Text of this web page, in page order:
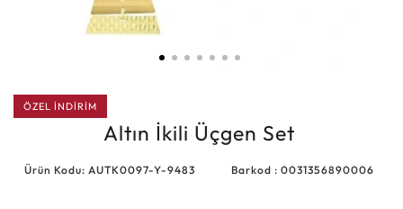
ÖZEL İNDİRİM
Altın İkili Üçgen Set
Ürün Kodu: AUTK0097-Y-9483 Barkod : 0031356890006